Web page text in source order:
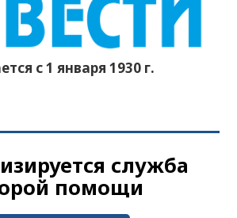
с 1 января 1930 г.
служба
помощи